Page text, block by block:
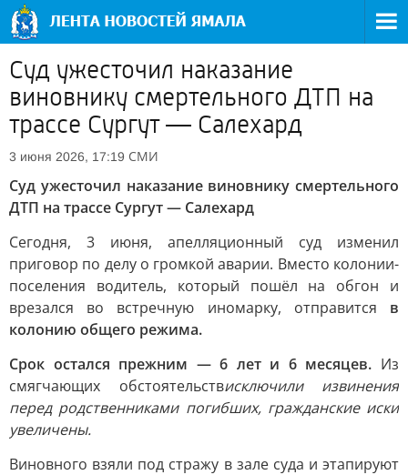
Суд ужесточил наказание
виновнику смертельного ДТП на
трассе Сургут — Салехард
3 июня 2026, 17:19 СМИ
Суд ужесточил наказание виновнику смертельного
ДТП на трассе Сургут — Салехард
Сегодня, 3 июня, апелляционный суд изменил
приговор по делу о громкой аварии. Вместо колонии-
поселения водитель, который пошёл на обгон и
врезался во встречную иномарку, отправится в
колонию общего режима.
Срок остался прежним — 6 лет и 6 месяцев. Из
смягчающих обстоятельствисключили извинения
перед родственниками погибших, гражданские иски
увеличены.
Виновного взяли под стражу в зале суда и этапируют